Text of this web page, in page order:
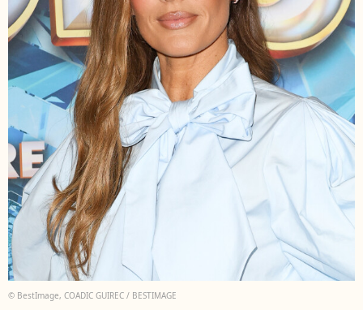
© BestImage, COADIC GUIREC / BESTIMAGE